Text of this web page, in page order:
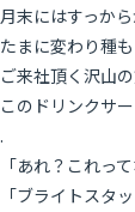
月末にはすっか
たまに変わり種
ご来社頂く沢山
このドリンクサ
.
「あれ？これっ
「ブライトスタ